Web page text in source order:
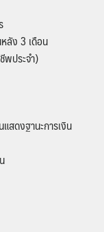
ลัง 3 เดือน
ประจำ)
สดงฐานะการเงิน